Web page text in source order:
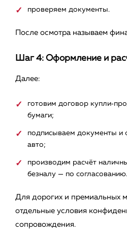
проверяем документы.
После осмотра называем
Шаг 4: Оформление и
Далее:
готовим договор
бумаги;
подписываем документы и
авто;
производим расчёт
безналу — по согласованию.
Для дорогих и премиальных
отдельные условия
сопровождения.